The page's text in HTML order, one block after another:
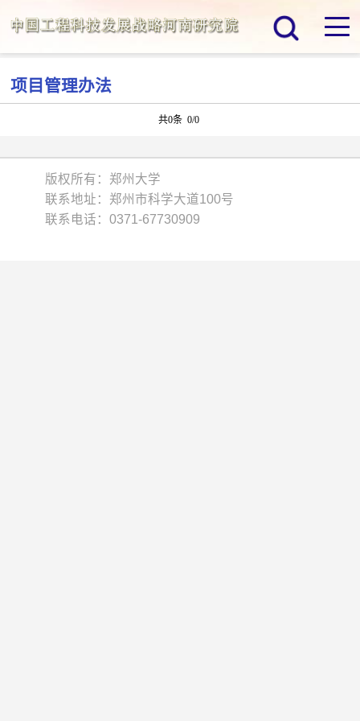
项目管理办法
共0条 0/0
版权所有：郑州大学
联系地址：郑州市科学大道100号
联系电话：0371-67730909